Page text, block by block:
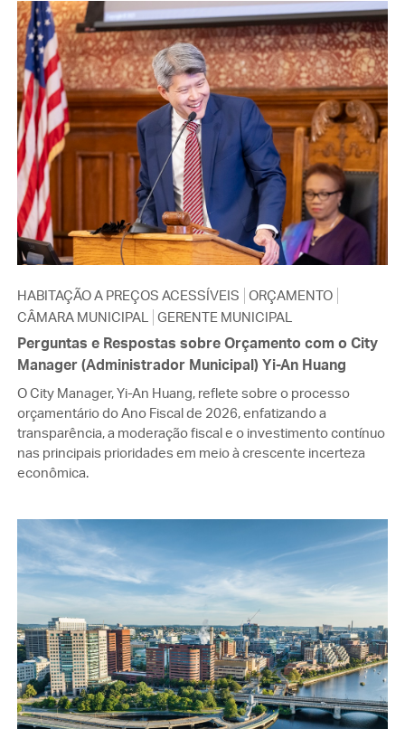
HABITAÇÃO A PREÇOS ACESSÍVEIS ORÇAMENTO
CÂMARA MUNICIPAL GERENTE MUNICIPAL
Perguntas e Respostas sobre Orçamento com o City
Manager (Administrador Municipal) Yi-An Huang
O City Manager, Yi-An Huang, reflete sobre o processo
orçamentário do Ano Fiscal de 2026, enfatizando a
transparência, a moderação fiscal e o investimento contínuo
nas principais prioridades em meio à crescente incerteza
econômica.